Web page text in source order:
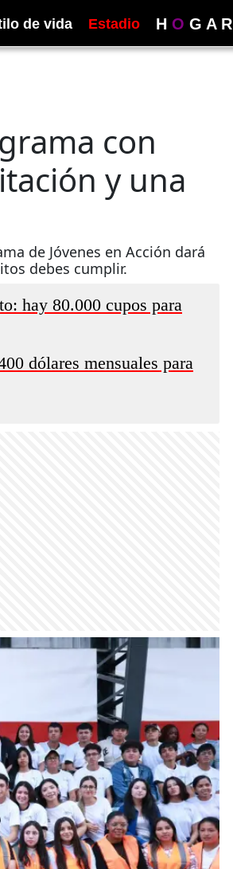
de vida Estadio H O G A R
con
y una
de Jóvenes en Acción dará
debes cumplir.
hay 80.000 cupos para
dólares mensuales para